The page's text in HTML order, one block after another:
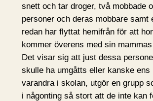
snett och tar droger, två mobbade
personer och deras mobbare samt
redan har flyttat hemifrån för att
kommer överens med sin
Det visar sig att just dessa
skulle ha umgåtts eller kanske ens
varandra i skolan, utgör en grupp
i någonting så stort att de inte kan